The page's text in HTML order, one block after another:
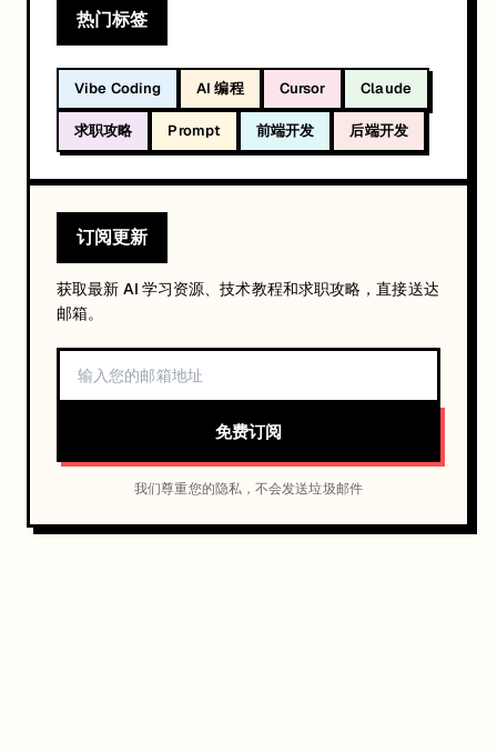
热门标签
Vibe Coding AI 编程 Cursor Claude
求职攻略 Prompt 前端开发 后端开发
订阅更新
获取最新 AI 学习资源、技术教程和求职攻略，直接送达
邮箱。
免费订阅
我们尊重您的隐私，不会发送垃圾邮件